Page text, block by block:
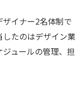
イナー2名体制で
たのはデザイン業
ュールの管理、担